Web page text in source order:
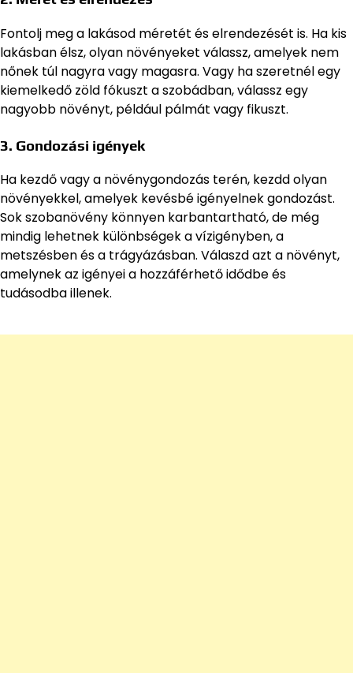
Fontolj meg a lakásod méretét és elrendezését is. Ha kis
lakásban élsz, olyan növényeket válassz, amelyek nem
nőnek túl nagyra vagy magasra. Vagy ha szeretnél egy
kiemelkedő zöld fókuszt a szobádban, válassz egy
nagyobb növényt, például pálmát vagy fikuszt.
3. Gondozási igények
Ha kezdő vagy a növénygondozás terén, kezdd olyan
növényekkel, amelyek kevésbé igényelnek gondozást.
Sok szobanövény könnyen karbantartható, de még
mindig lehetnek különbségek a vízigényben, a
metszésben és a trágyázásban. Válaszd azt a növényt,
amelynek az igényei a hozzáférhető idődbe és
tudásodba illenek.